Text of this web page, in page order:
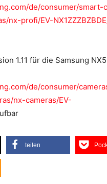
de/consumer/smart-
nx-profi/EV-
1.11 für die Samsung
de/consumer/
nx-cameras/EV-
teilen